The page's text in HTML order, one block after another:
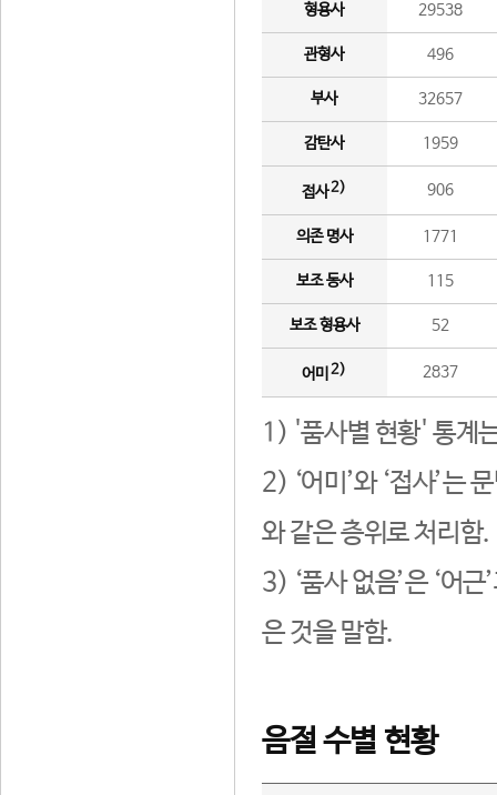
형용사 29538
관형사 496
부사 32657
감탄사 1959
접사2) 906
의존 명사 1771
보조 동사 115
보조 형용사 52
어미 2) 2837
1) '품사별 현황' 통계
2) ‘어미’와 ‘접사’는
와 같은 층위로 처리함.
3) ‘품사 없음’은 ‘어
은 것을 말함.
음절 수별 현황